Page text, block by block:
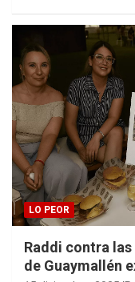
LO PEOR
Raddi contra las
de Guaymallén